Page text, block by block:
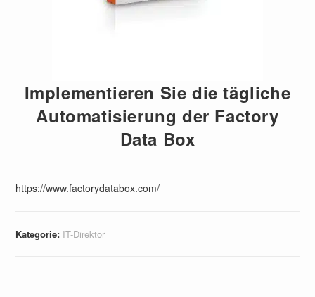
Implementieren Sie die tägliche
Automatisierung der Factory
Data Box
https://www.factorydatabox.com/
Kategorie: IT-Direktor